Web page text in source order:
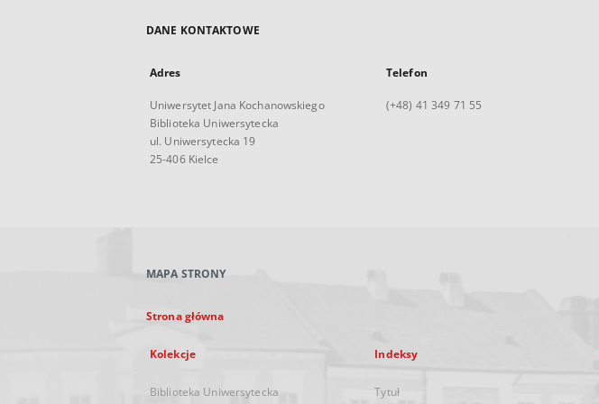
DANE KONTAKTOWE
Adres
Uniwersytet Jana Kochanowskiego
Biblioteka Uniwersytecka
ul. Uniwersytecka 19
25-406 Kielce
Telefon
(+48) 41 349 71 55
MAPA STRONY
Strona główna
Kolekcje
Biblioteka Uniwersytecka
Indeksy
Tytuł